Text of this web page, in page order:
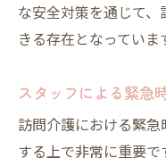
な安全対策を通じて
きる存在となっていま
スタッフによる緊急
訪問介護における緊
する上で非常に重要